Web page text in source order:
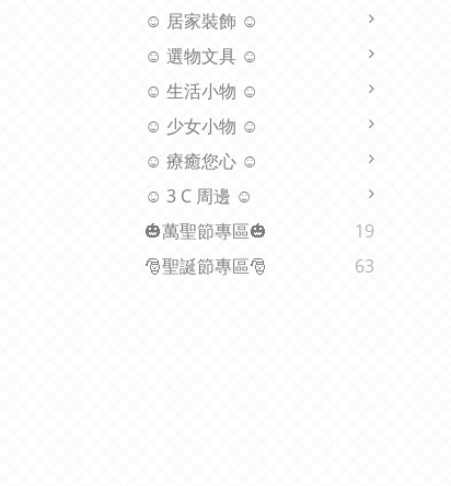
☺ 居家裝飾 ☺
☺ 選物文具 ☺
☺ 生活小物 ☺
☺ 少女小物 ☺
☺ 療癒您心 ☺
☺ 3 C 周邊 ☺
🎃萬聖節專區🎃
19
🎅聖誕節專區🎅
63